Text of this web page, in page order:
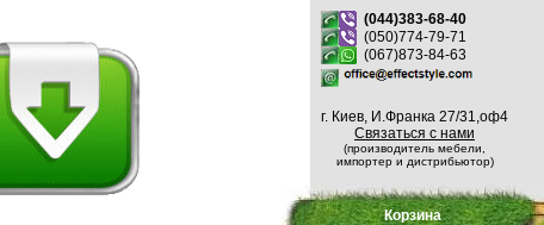
(044)383-68-40
(050)774-79-71
(067)873-84-63
г. Киев, И.Франка 27/31,оф4
Связаться с нами
(производитель мебели,
импортер и дистрибьютор)
Корзина